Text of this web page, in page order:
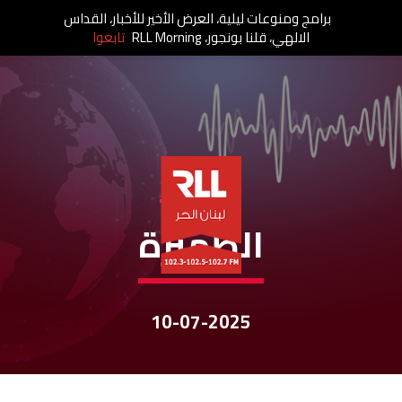
نشرات الأخبار
الظهيرة
10-07-2025
برامج ومنوعات ليلية، العرض الأخير للأخبار، القداس
الالهي، قلنا بونجور، RLL Morning تابعوا